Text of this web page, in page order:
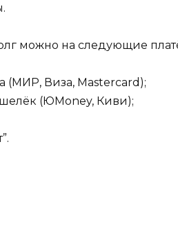
можно на следующие
(МИР, Виза, Mastercard);
(ЮMoney, Киви);